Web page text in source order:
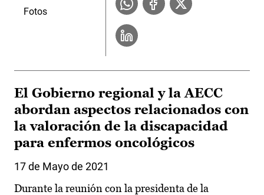
Fotos
El Gobierno regional y la AECC
abordan aspectos relacionados con
la valoración de la discapacidad
para enfermos oncológicos
17 de Mayo de 2021
Durante la reunión con la presidenta de la